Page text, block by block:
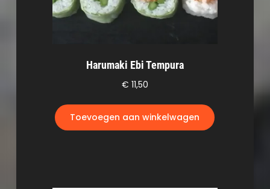
Harumaki Ebi Tempura
€ 11,50
Toevoegen aan winkelwagen